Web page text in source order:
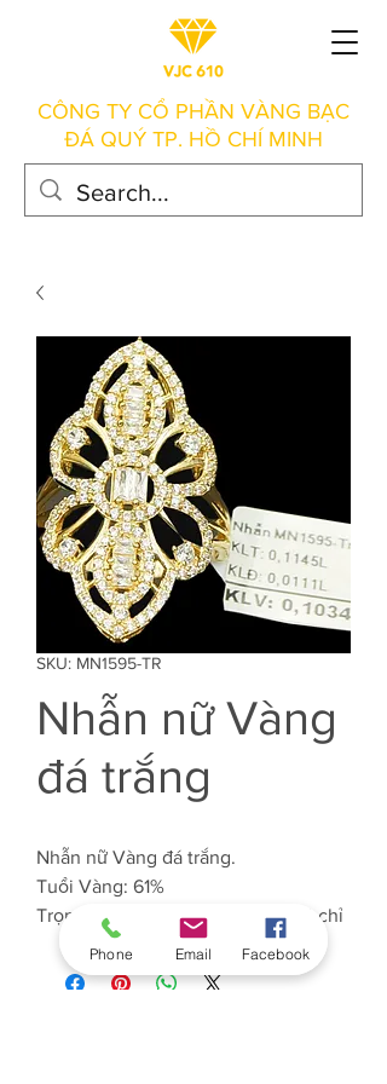
CÔNG TY CỔ PHẦN VÀNG BẠC
ĐÁ QUÝ TP. HỒ CHÍ MINH
SKU: MN1595-TR
Nhẫn nữ Vàng
đá trắng
Nhẫn nữ Vàng đá trắng.
Tuổi Vàng: 61%
Trọng lượng Vàng: Khoảng 1.034 chỉ
Phone Email Facebook